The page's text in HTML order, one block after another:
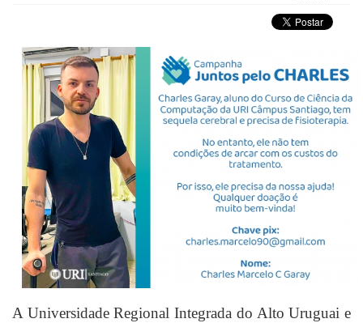
A Universidade Regional Integrada do Alto Uruguai e